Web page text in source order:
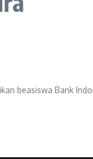
beasiswa Bank